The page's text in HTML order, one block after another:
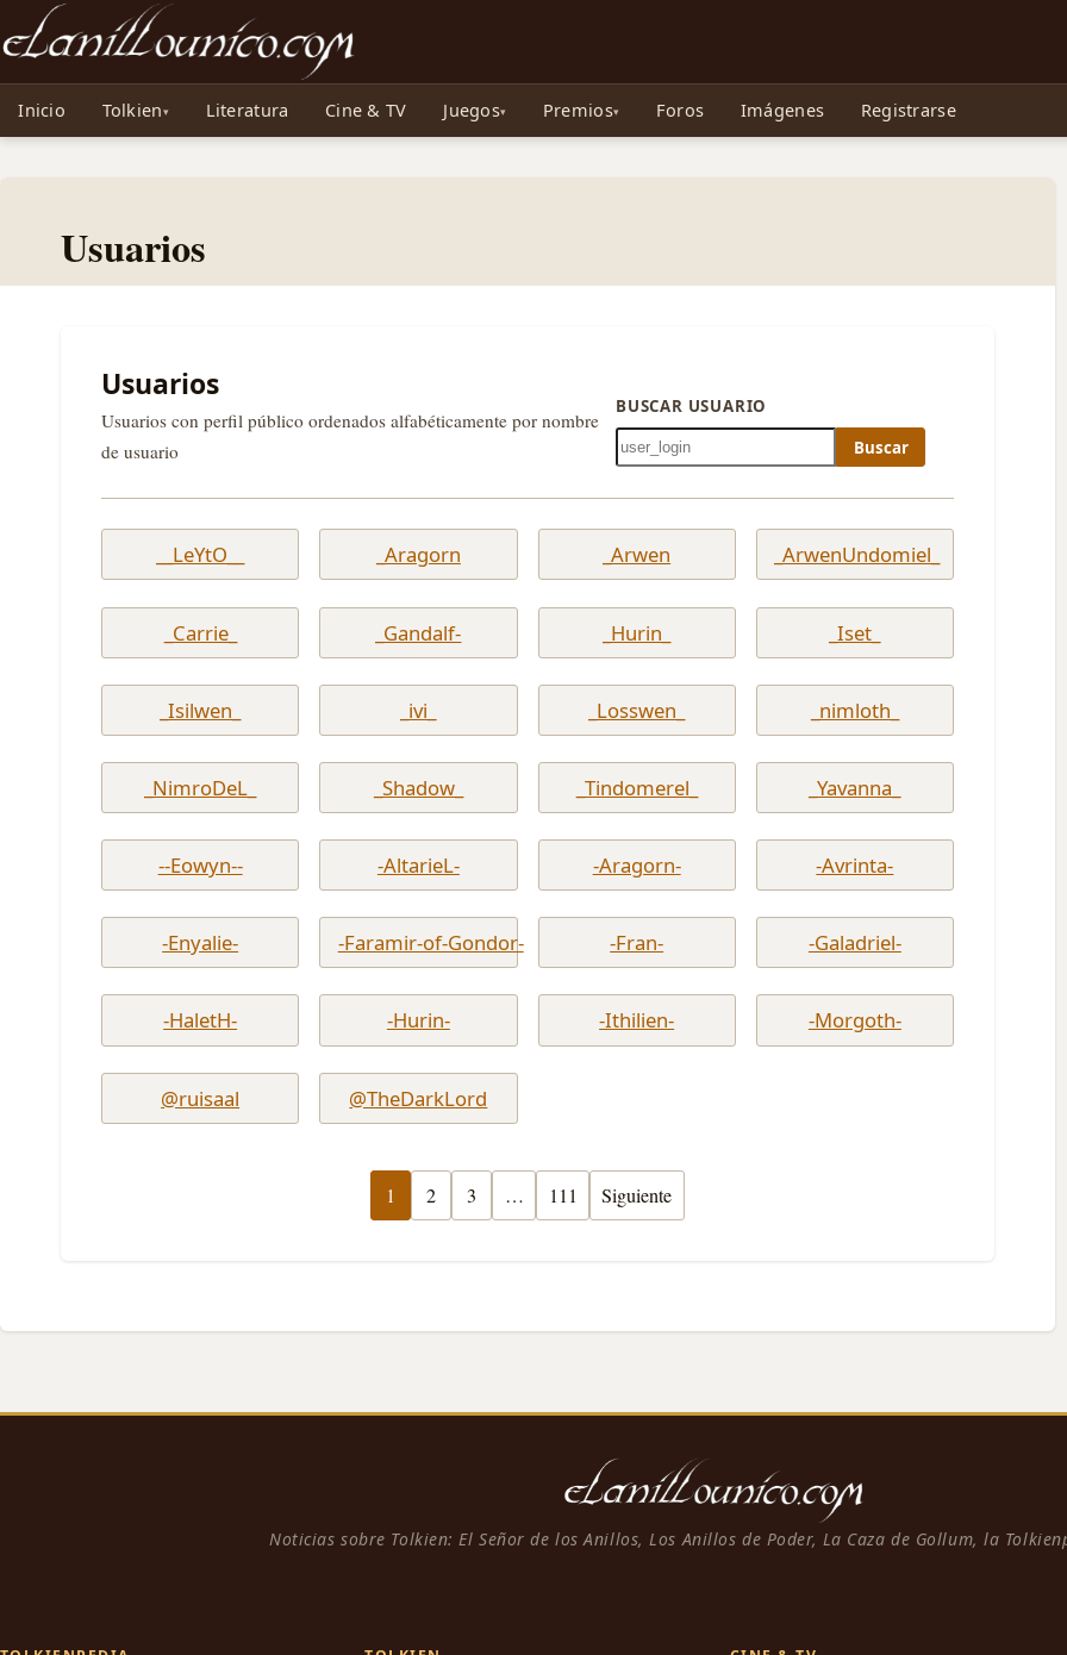
Noticias sobre Tolkien: El Señor de los Anillos, Los Anillos de Poder, La Caza de Gollum, la Tolkienpedia y más
Inicio Tolkien Literatura Cine & TV Juegos Premios Foros Imágenes Registrarse
Usuarios
Usuarios
Usuarios con perfil público ordenados alfabéticamente por nombre
de usuario
BUSCAR USUARIO
Buscar
__LeYtO__ _Aragorn _Arwen _ArwenUndomiel_
_Carrie_ _Gandalf- _Hurin_ _Iset_
_Isilwen_ _ivi_ _Losswen_ _nimloth_
_NimroDeL_ _Shadow_ _Tindomerel_ _Yavanna_
--Eowyn-- -AltarieL- -Aragorn- -Avrinta-
-Enyalie- -Faramir-of-Gondor- -Fran- -Galadriel-
-HaletH- -Hurin- -Ithilien- -Morgoth-
@ruisaal @TheDarkLord
1 2 3 … 111 Siguiente
Noticias sobre Tolkien: El Señor de los Anillos, Los Anillos de Poder, La Caza de Gollum, la